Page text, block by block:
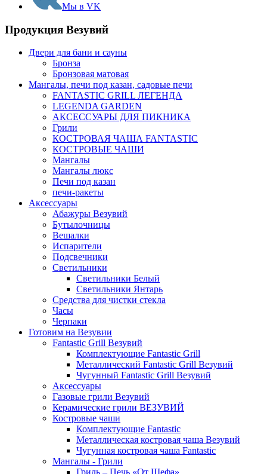
Мы в VK
Продукция Везувий
Двери для бани и сауны
Бронза
Бронзовая матовая
Мангалы, печи под казан, садовые печи
FANTASTIC GRILL ЛЕГЕНДА
LEGENDA GARDEN
АКСЕССУАРЫ ДЛЯ ПИКНИКА
Грили
КОСТРОВАЯ ЧАША FANTASTIC
КОСТРОВЫЕ ЧАШИ
Мангалы
Мангалы люкс
Печи под казан
печи-ракеты
Аксессуары
Абажуры Везувий
Бутылочницы
Вешалки
Испарители
Подсвечники
Светильники
Светильники Белый
Светильники Янтарь
Средства для чистки стекла
Часы
Черпаки
Готовим на Везувии
Fantastic Grill Везувий
Комплектующие Fantastic Grill
Металлический Fantastic Grill Везувий
Чугунный Fantastic Grill Везувий
Аксессуары
Газовые грили Везувий
Керамические грили ВЕЗУВИЙ
Костровые чаши
Комплектующие Fantastic
Металлическая костровая чаша Везувий
Чугунная костровая чаша Fantastic
Мангалы - Грили